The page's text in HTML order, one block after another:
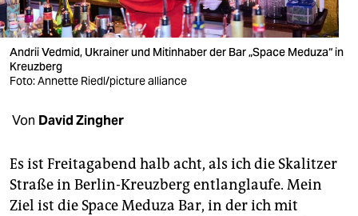
verlag
verlag
shop
fragen & hilfe
unterstützen
Andrii Vedmid, Ukrainer und Mitinhaber der Bar „Space Meduza“ in
Kreuzberg
Foto: Annette Riedl/picture alliance
Von David Zingher
Es ist Freitagabend halb acht, als ich die Skalitzer
Straße in Berlin-Kreuzberg entlanglaufe. Mein
Ziel ist die Space Meduza Bar, in der ich mit